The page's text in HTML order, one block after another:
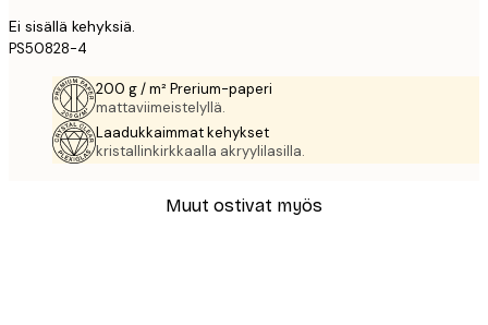
Ei sisällä kehyksiä.
PS50828-4
200 g / m² Prerium-paperi
mattaviimeistelyllä.
Laadukkaimmat kehykset
kristallinkirkkaalla akryylilasilla.
Muut ostivat myös